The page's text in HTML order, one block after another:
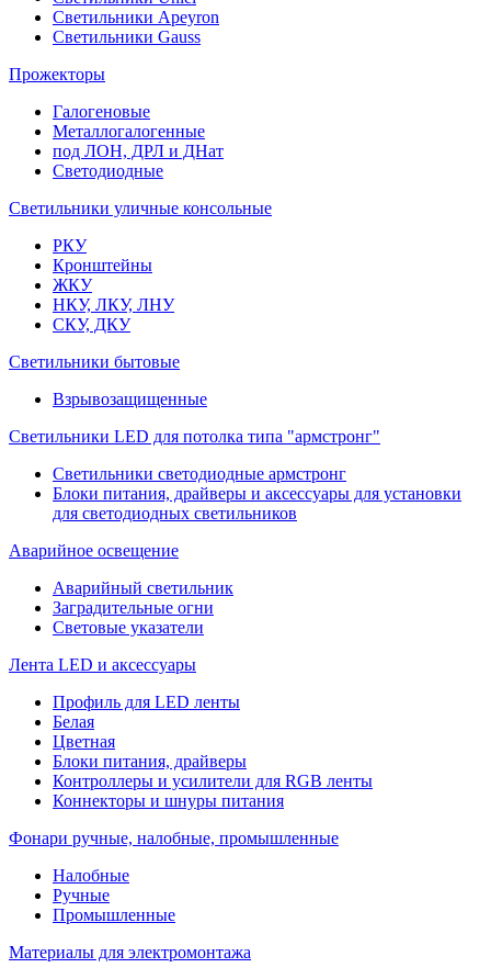
Светильники Apeyron
Светильники Gauss
Прожекторы
Галогеновые
Металлогалогенные
под ЛОН, ДРЛ и ДНат
Светодиодные
Светильники уличные консольные
РКУ
Кронштейны
ЖКУ
НКУ, ЛКУ, ЛНУ
СКУ, ДКУ
Светильники бытовые
Взрывозащищенные
Светильники LED для потолка типа "армстронг"
Светильники светодиодные армстронг
Блоки питания, драйверы и аксессуары для установки
для светодиодных светильников
Аварийное освещение
Аварийный светильник
Заградительные огни
Световые указатели
Лента LED и аксессуары
Профиль для LED ленты
Белая
Цветная
Блоки питания, драйверы
Контроллеры и усилители для RGB ленты
Коннекторы и шнуры питания
Фонари ручные, налобные, промышленные
Налобные
Ручные
Промышленные
Материалы для электромонтажа